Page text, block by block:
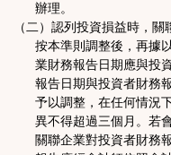
辦理。
（二）認列投資損益時，
按本準則調整後，再據以
業財務報告日期應與投資
報告日期與投資者財務報
予以調整，在任何情況下
異不得超過三個月。若會
關聯企業對投資者財務報